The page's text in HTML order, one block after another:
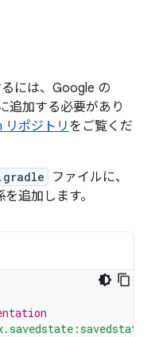
には、Google の
追加する必要があり
リポジトリをご覧くだ
ファイルに、
追加します。